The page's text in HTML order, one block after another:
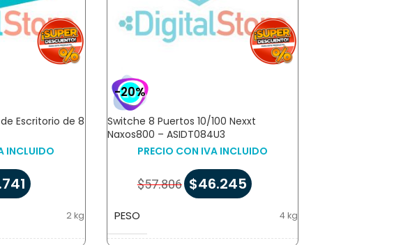
Escritorio de 8
INCLUIDO
2 kg
-20%
Switche 8 Puertos 10/100 Nexxt
Naxos800 – ASIDT084U3
PRECIO CON IVA INCLUIDO
$57.806 $46.245
PESO 4 kg